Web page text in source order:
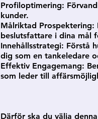
Profiloptimering:
kunder.
Målriktad
beslutsfattare i dina mål
Innehållsstrategi: Förstå
dig som en tankeledare
Effektiv Engagemang:
som leder till
Därför ska du välja